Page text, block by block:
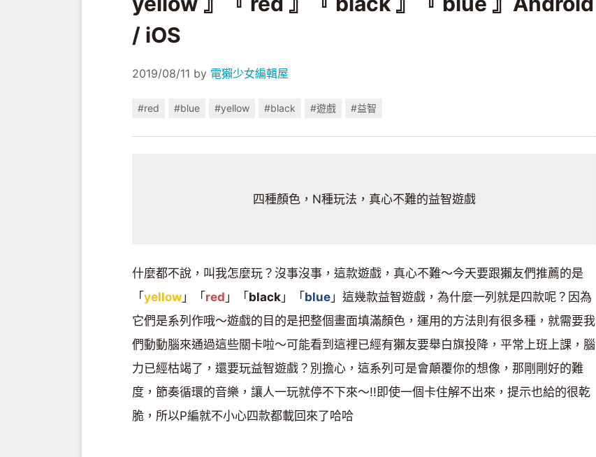
/ iOS
2019/08/11 by 電獺少女編輯屋
#red #blue #yellow #black #遊戲 #益智
四種顏色，N種玩法，真心不難的益智遊戲
什麼都不說，叫我怎麼玩？沒事沒事，這款遊戲，真心不難～今天要跟獺友們推薦的是
「 yellow 」「 red 」「 black 」「 blue 」這幾款益智遊戲，為什麼一列就是四款呢？因為
它們是系列作哦～遊戲的目的是把整個畫面填滿顏色，運用的方法則有很多種，就需要我
們動動腦來通過這些關卡啦～可能看到這裡已經有獺友要舉白旗投降，平常上班上課，腦
力已經枯竭了，還要玩益智遊戲？別擔心，這系列可是會顛覆你的想像，那剛剛好的難
度，節奏循環的音樂，讓人一玩就停不下來～!!即使一個卡住解不出來，提示也給的很乾
脆，所以P編就不小心四款都載回來了哈哈